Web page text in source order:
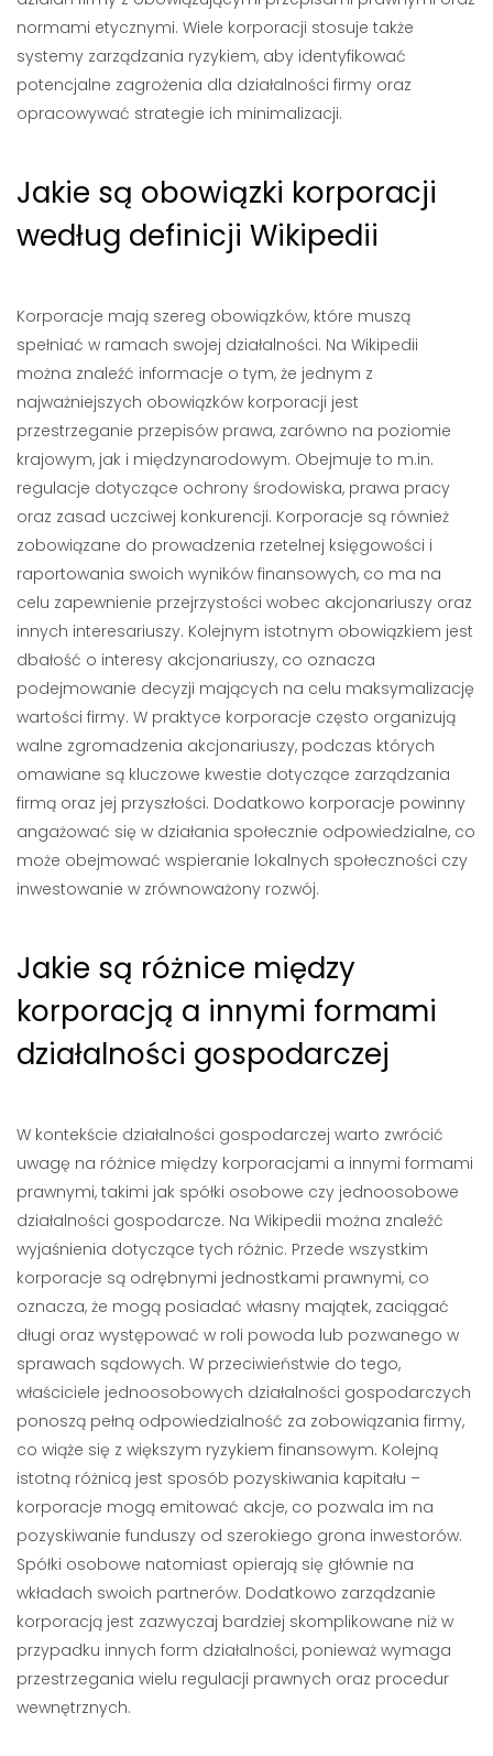
normami etycznymi. Wiele korporacji stosuje także
systemy zarządzania ryzykiem, aby identyfikować
potencjalne zagrożenia dla działalności firmy oraz
opracowywać strategie ich minimalizacji.
Jakie są obowiązki korporacji
według definicji Wikipedii
Korporacje mają szereg obowiązków, które muszą
spełniać w ramach swojej działalności. Na Wikipedii
można znaleźć informacje o tym, że jednym z
najważniejszych obowiązków korporacji jest
przestrzeganie przepisów prawa, zarówno na poziomie
krajowym, jak i międzynarodowym. Obejmuje to m.in.
regulacje dotyczące ochrony środowiska, prawa pracy
oraz zasad uczciwej konkurencji. Korporacje są również
zobowiązane do prowadzenia rzetelnej księgowości i
raportowania swoich wyników finansowych, co ma na
celu zapewnienie przejrzystości wobec akcjonariuszy oraz
innych interesariuszy. Kolejnym istotnym obowiązkiem jest
dbałość o interesy akcjonariuszy, co oznacza
podejmowanie decyzji mających na celu maksymalizację
wartości firmy. W praktyce korporacje często organizują
walne zgromadzenia akcjonariuszy, podczas których
omawiane są kluczowe kwestie dotyczące zarządzania
firmą oraz jej przyszłości. Dodatkowo korporacje powinny
angażować się w działania społecznie odpowiedzialne, co
może obejmować wspieranie lokalnych społeczności czy
inwestowanie w zrównoważony rozwój.
Jakie są różnice między
korporacją a innymi formami
działalności gospodarczej
W kontekście działalności gospodarczej warto zwrócić
uwagę na różnice między korporacjami a innymi formami
prawnymi, takimi jak spółki osobowe czy jednoosobowe
działalności gospodarcze. Na Wikipedii można znaleźć
wyjaśnienia dotyczące tych różnic. Przede wszystkim
korporacje są odrębnymi jednostkami prawnymi, co
oznacza, że mogą posiadać własny majątek, zaciągać
długi oraz występować w roli powoda lub pozwanego w
sprawach sądowych. W przeciwieństwie do tego,
właściciele jednoosobowych działalności gospodarczych
ponoszą pełną odpowiedzialność za zobowiązania firmy,
co wiąże się z większym ryzykiem finansowym. Kolejną
istotną różnicą jest sposób pozyskiwania kapitału –
korporacje mogą emitować akcje, co pozwala im na
pozyskiwanie funduszy od szerokiego grona inwestorów.
Spółki osobowe natomiast opierają się głównie na
wkładach swoich partnerów. Dodatkowo zarządzanie
korporacją jest zazwyczaj bardziej skomplikowane niż w
przypadku innych form działalności, ponieważ wymaga
przestrzegania wielu regulacji prawnych oraz procedur
wewnętrznych.